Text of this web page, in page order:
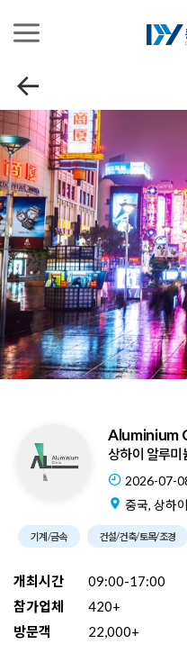
Aluminium
상하이 알루미
2026-07-
중국, 상하
기계/금속 건설/건축/토목/조경
개최시간
09:00-17:00
참가업체
420+
방문객
22,000+